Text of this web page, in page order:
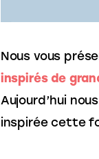
Nous vous
inspirés de
Aujourd’hui
inspirée cette